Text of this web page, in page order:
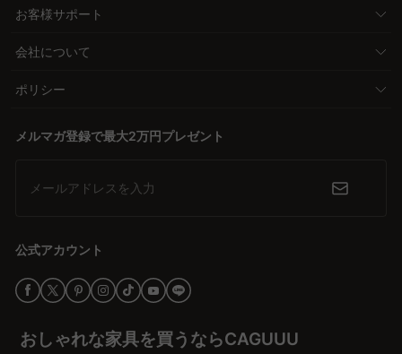
お客様サポート
会社について
ポリシー
メルマガ登録で最大2万円プレゼント
メールアドレスを入力
公式アカウント
おしゃれな家具を買うならCAGUUU